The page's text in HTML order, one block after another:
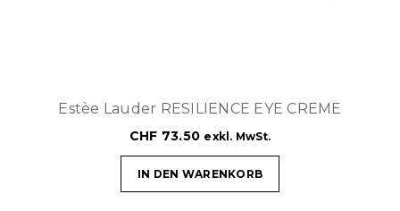
Estèe Lauder RESILIENCE EYE CREME
CHF 73.50 exkl. MwSt.
IN DEN WARENKORB